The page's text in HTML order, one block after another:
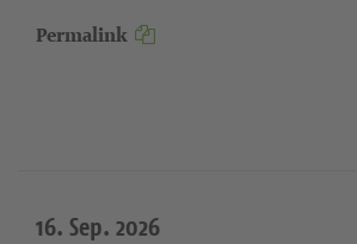
Permalink
16. Sep. 2026